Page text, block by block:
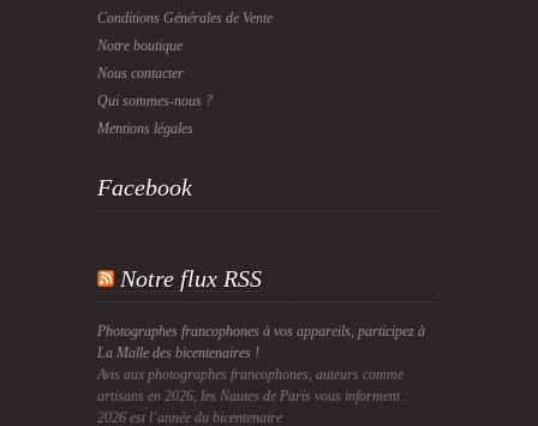
Conditions Générales de Vente
Notre boutique
Nous contacter
Qui sommes-nous ?
Mentions légales
Facebook
Notre flux RSS
Photographes francophones à vos appareils, participez à
La Malle des bicentenaires !
Avis aux photographes francophones, auteurs comme
artisans en 2026, les Nautes de Paris vous informent :
2026 est l’année du bicentenaire